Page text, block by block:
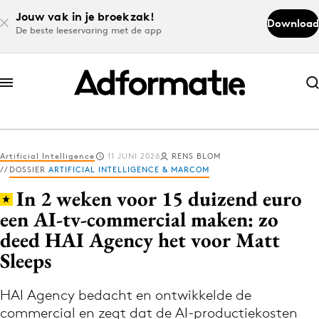
Jouw vak in je broekzak!
De beste leeservaring met de app
Download
Abonneer nu
Abonneer nu
Log in
Download de app
Volg het laatste nieuws via de Adformatie
Artificial Intelligence 11 JUNI 2026
RENS BLOM
DOSSIER ARTIFICIAL INTELLIGENCE & MARCOM
In 2 weken voor 15 duizend euro
een AI-tv-commercial maken: zo
deed HAI Agency het voor Matt
Sleeps
HAI Agency bedacht en ontwikkelde de
commercial en zegt dat de AI-productiekosten